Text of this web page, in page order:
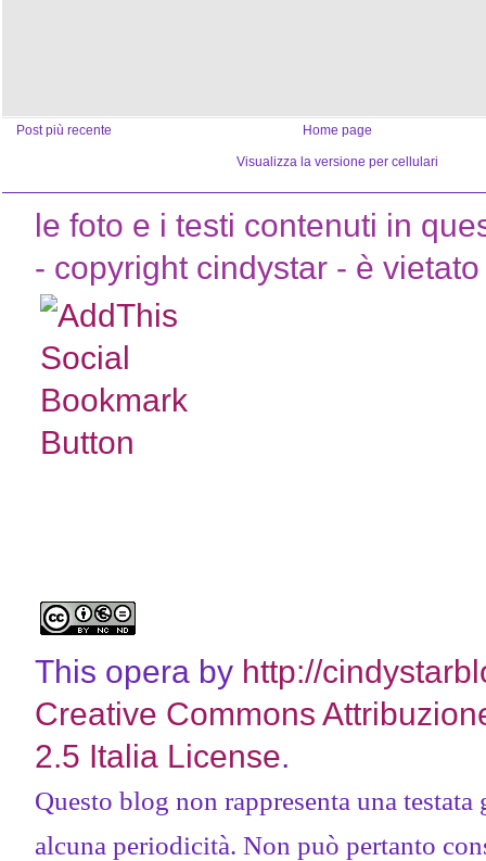
Post più recente Home page
Visualizza la versione per cellulari
le foto e i testi contenuti in
- copyright cindystar - è
This opera by http://
Creative Commons
2.5 Italia License.
Questo blog non rappresenta una
alcuna periodicità. Non può pertanto